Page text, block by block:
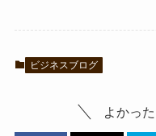
ビジネスブログ
よかっ